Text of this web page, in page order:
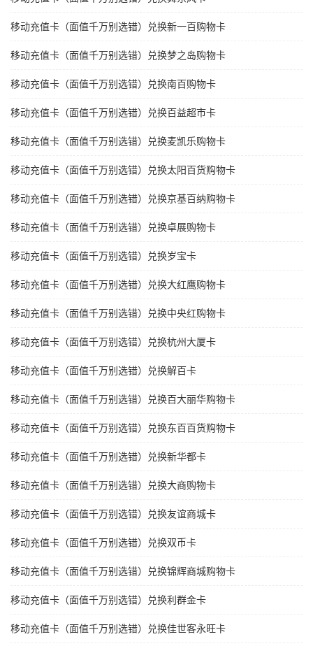
移动充值卡（面值千万别选错）兑换新一百购物卡
移动充值卡（面值千万别选错）兑换梦之岛购物卡
移动充值卡（面值千万别选错）兑换南百购物卡
移动充值卡（面值千万别选错）兑换百益超市卡
移动充值卡（面值千万别选错）兑换麦凯乐购物卡
移动充值卡（面值千万别选错）兑换太阳百货购物卡
移动充值卡（面值千万别选错）兑换京基百纳购物卡
移动充值卡（面值千万别选错）兑换卓展购物卡
移动充值卡（面值千万别选错）兑换岁宝卡
移动充值卡（面值千万别选错）兑换大红鹰购物卡
移动充值卡（面值千万别选错）兑换中央红购物卡
移动充值卡（面值千万别选错）兑换杭州大厦卡
移动充值卡（面值千万别选错）兑换解百卡
移动充值卡（面值千万别选错）兑换百大丽华购物卡
移动充值卡（面值千万别选错）兑换东百百货购物卡
移动充值卡（面值千万别选错）兑换新华都卡
移动充值卡（面值千万别选错）兑换大商购物卡
移动充值卡（面值千万别选错）兑换友谊商城卡
移动充值卡（面值千万别选错）兑换双币卡
移动充值卡（面值千万别选错）兑换锦辉商城购物卡
移动充值卡（面值千万别选错）兑换利群金卡
移动充值卡（面值千万别选错）兑换佳世客永旺卡